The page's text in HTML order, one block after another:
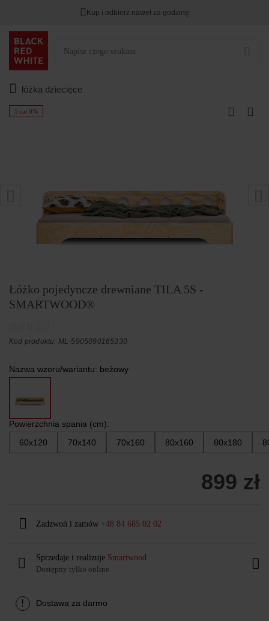
Kup i odbierz nawet za godzinę
łóżka dziecięce
5 rat 0%
Łóżko pojedyncze drewniane TILA 5S -
SMARTWOOD®
Kod produktu: ML-5905090165330
Nazwa wzoru/wariantu: beżowy
Powierzchnia spania (cm):
60x120
70x140 70x160 80x160 80x180
899 zł
Zadzwoń i zamów +48 84 685 02 02
Sprzedaje i realizuje Smartwood
Dostępny tylko online
! Dostawa za darmo